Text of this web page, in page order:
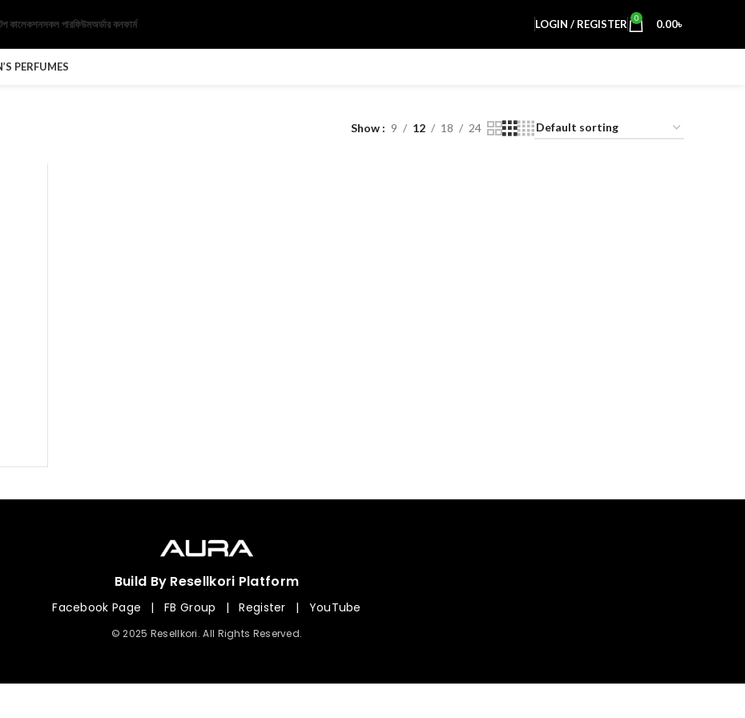
কালেকশনসকল পারফিউমঅর্ডার কনফার্ম LOGIN / REGISTER 0 0.00৳
PERFUMES
Show 9 12 18 24
Build By Resellkori Platform
Facebook Page | FB Group | Register | YouTube
© 2025 Resellkori. All Rights Reserved.